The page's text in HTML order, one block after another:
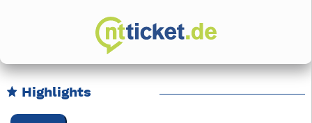
Highlights